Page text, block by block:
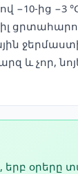
ից −3
և չոր,
երբ